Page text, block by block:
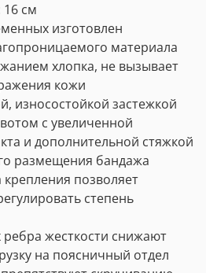
см
изготовлен
материала
хлопка, не вызывает
кожи
износостойкой застежкой
с увеличенной
и дополнительной стяжкой
размещения бандажа
позволяет
степень
ребра жесткости снижают
на поясничный отдел